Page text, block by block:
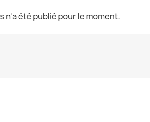
n'a été publié pour le moment.